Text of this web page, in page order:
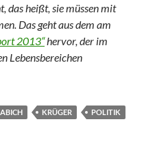
das heißt, sie müssen mit
Das geht aus dem am
2013“hervor, der im
Lebensbereichen
KRÜGER
POLITIK